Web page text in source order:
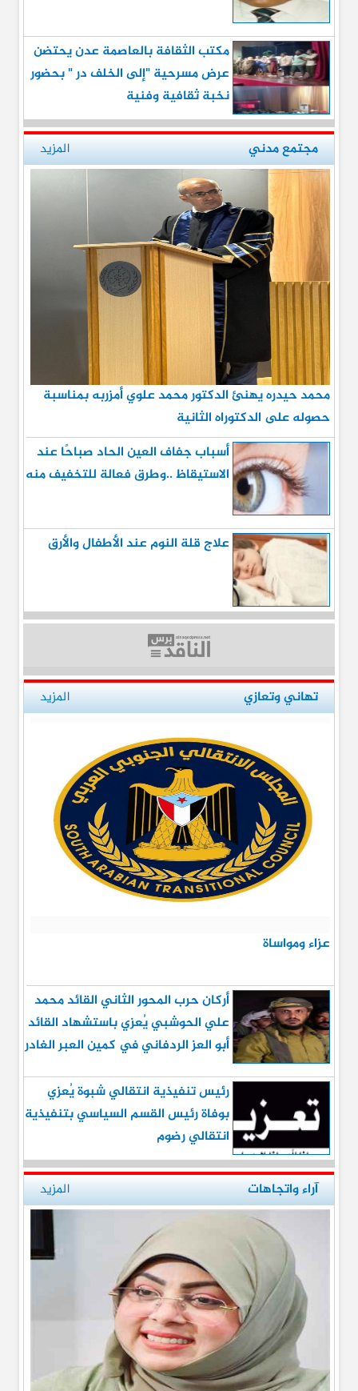
مكتب الثقافة بالعاصمة عدن يحتضن
عرض مسرحية "إلى الخلف در " بحضور
نخبة ثقافية وفنية
مجتمع مدني المزيد
محمد حيدره يهنئ الدكتور محمد علوي أمزربه بمناسبة
حصوله على الدكتوراه الثانية
أسباب جفاف العين الحاد صباحًا عند
الاستيقاظ ..وطرق فعالة للتخفيف منه
علاج قلة النوم عند الأطفال والأرق
تهاني وتعازي المزيد
عزاء ومواساة
أركان حرب المحور الثاني القائد محمد
علي الحوشبي يُعزي باستشهاد القائد
أبو العز الردفاني في كمين العبر الغادر
رئيس تنفيذية انتقالي شبوة يُعزي
بوفاة رئيس القسم السياسي بتنفيذية
انتقالي رضوم
آراء واتجاهات المزيد